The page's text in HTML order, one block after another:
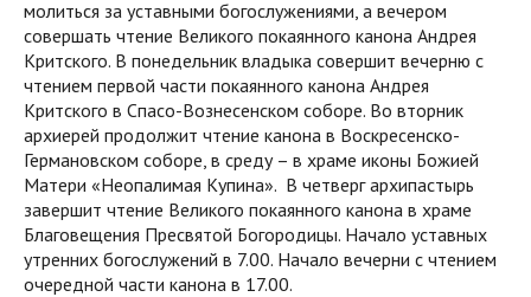
молиться за уставными богослужениями, а вечером
совершать чтение Великого покаянного канона Андрея
Критского. В понедельник владыка совершит вечерню с
чтением первой части покаянного канона Андрея
Критского в Спасо-Вознесенском соборе. Во вторник
архиерей продолжит чтение канона в Воскресенско-
Германовском соборе, в среду – в храме иконы Божией
Матери «Неопалимая Купина». В четверг архипастырь
завершит чтение Великого покаянного канона в храме
Благовещения Пресвятой Богородицы. Начало уставных
утренних богослужений в 7.00. Начало вечерни с чтением
очередной части канона в 17.00.